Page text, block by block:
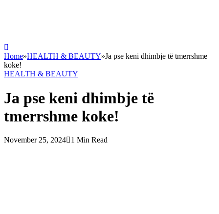
Home»HEALTH & BEAUTY»Ja pse keni dhimbje të tmerrshme
koke!
HEALTH & BEAUTY
Ja pse keni dhimbje të
tmerrshme koke!
November 25, 2024 1 Min Read